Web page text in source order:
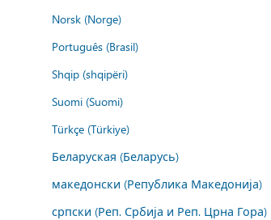
Norsk (Norge)
Português (Brasil)
Shqip (shqipëri)
Suomi (Suomi)
Türkçe (Türkiye)
Беларуская (Беларусь)
македонски (Република Македонија)
српски (Реп. Србија и Реп. Црна Гора)